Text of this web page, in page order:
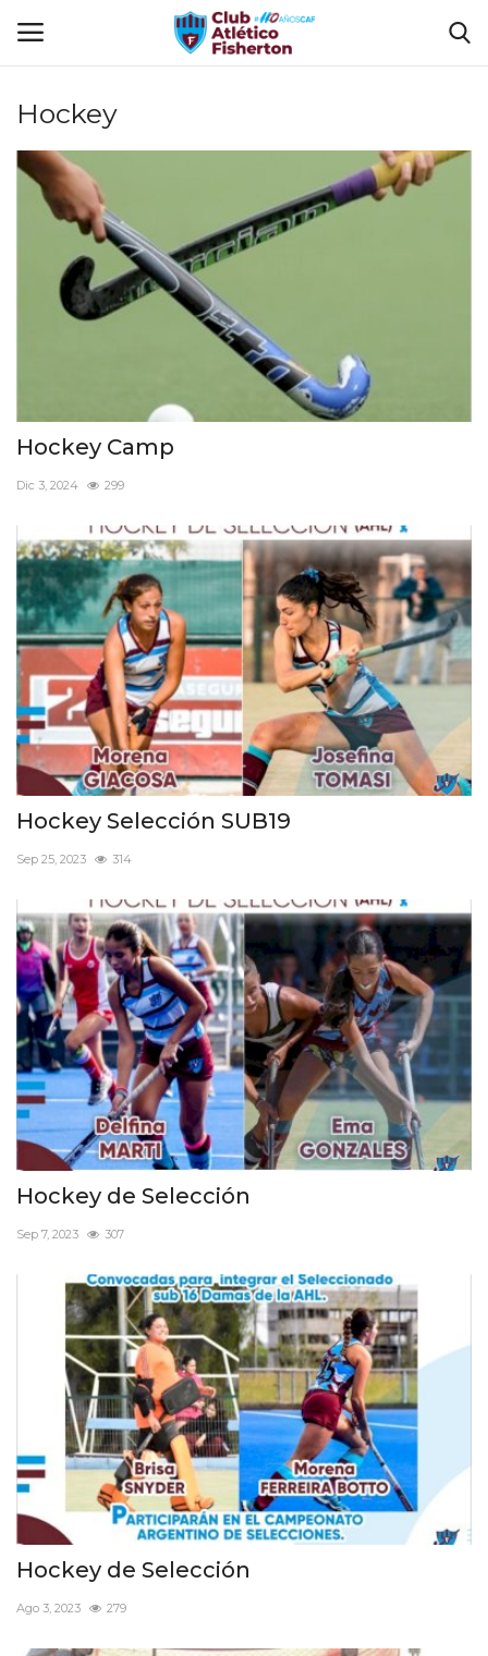
Ingresar
Home
Disciplinas
CLUB DE BENEFICIOS
Contacto
Hockey
Hockey Camp
Dic 3, 2024 299
Hockey Selección SUB19
Sep 25, 2023 314
Hockey de Selección
Sep 7, 2023 307
Hockey de Selección
Ago 3, 2023 279